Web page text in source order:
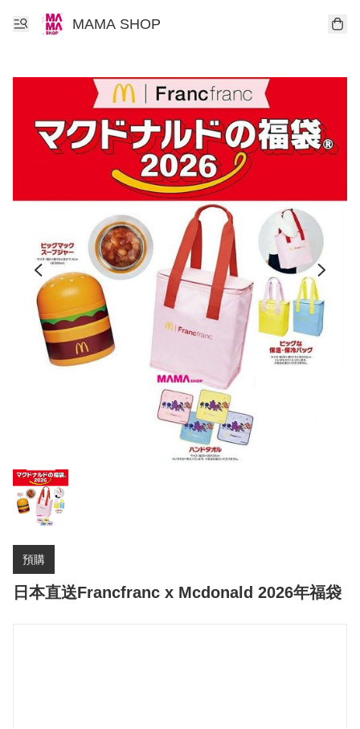
MAMA SHOP
預購
日本直送Francfranc x Mcdonald 2026年福袋